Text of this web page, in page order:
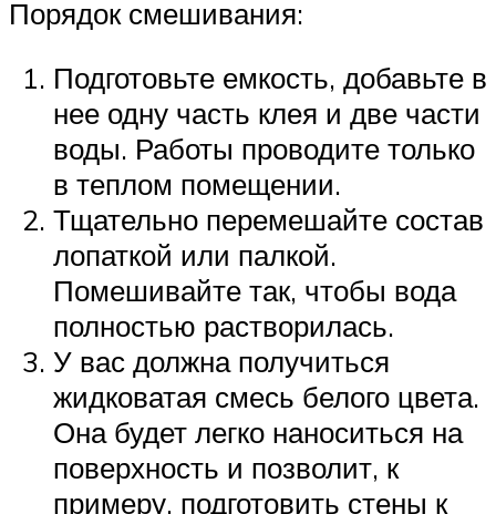
Порядок смешивания:
Подготовьте емкость, добавьте в
нее одну часть клея и две части
воды. Работы проводите только
в теплом помещении.
Тщательно перемешайте состав
лопаткой или палкой.
Помешивайте так, чтобы вода
полностью растворилась.
У вас должна получиться
жидковатая смесь белого цвета.
Она будет легко наноситься на
поверхность и позволит, к
примеру, подготовить стены к